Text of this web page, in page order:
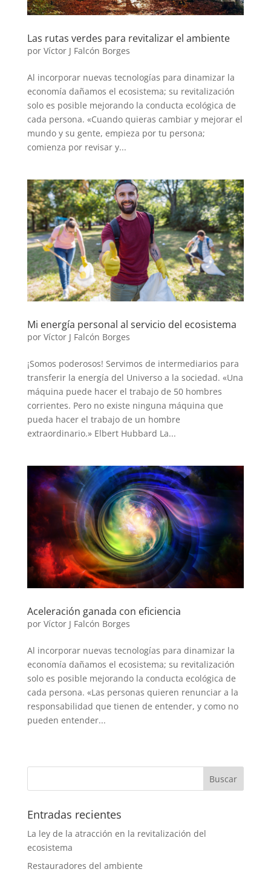
Las rutas verdes para revitalizar el ambiente
por Víctor J Falcón Borges
Al incorporar nuevas tecnologías para dinamizar la
economía dañamos el ecosistema; su revitalización
solo es posible mejorando la conducta ecológica de
cada persona. «Cuando quieras cambiar y mejorar el
mundo y su gente, empieza por tu persona;
comienza por revisar y...
Mi energía personal al servicio del ecosistema
por Víctor J Falcón Borges
¡Somos poderosos! Servimos de intermediarios para
transferir la energía del Universo a la sociedad. «Una
máquina puede hacer el trabajo de 50 hombres
corrientes. Pero no existe ninguna máquina que
pueda hacer el trabajo de un hombre
extraordinario.» Elbert Hubbard La...
Aceleración ganada con eficiencia
por Víctor J Falcón Borges
Al incorporar nuevas tecnologías para dinamizar la
economía dañamos el ecosistema; su revitalización
solo es posible mejorando la conducta ecológica de
cada persona. «Las personas quieren renunciar a la
responsabilidad que tienen de entender, y como no
pueden entender...
Entradas recientes
La ley de la atracción en la revitalización del
ecosistema
Restauradores del ambiente